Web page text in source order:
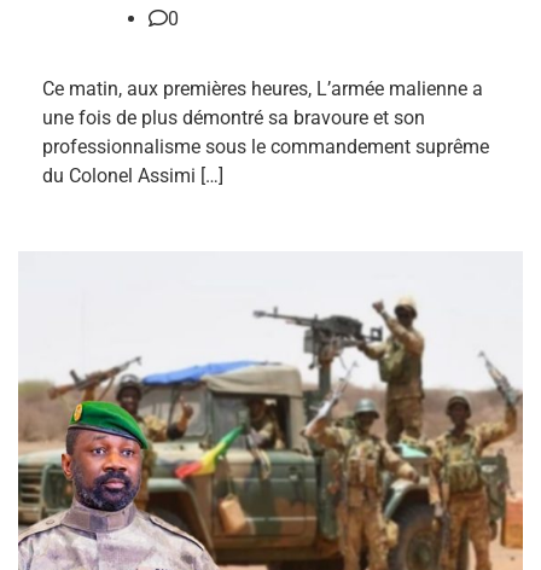
0
Ce matin, aux premières heures, L’armée malienne a
une fois de plus démontré sa bravoure et son
professionnalisme sous le commandement suprême
du Colonel Assimi […]